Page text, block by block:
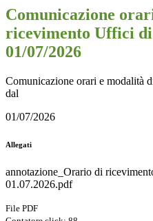
Comunicazione
ricevimento Uffici
01/07/2026
Comunicazione orari e modalità
dal
01/07/2026
Allegati
annotazione_Orario di
01.07.2026.pdf
File PDF